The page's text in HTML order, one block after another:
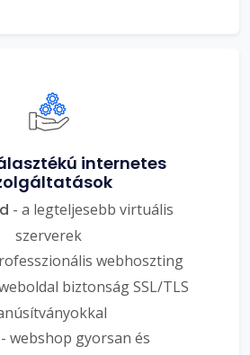
internetes
- a legteljesebb virtuális
szerverek
webhoszting
biztonság SSL/TLS
- webshop gyorsan és